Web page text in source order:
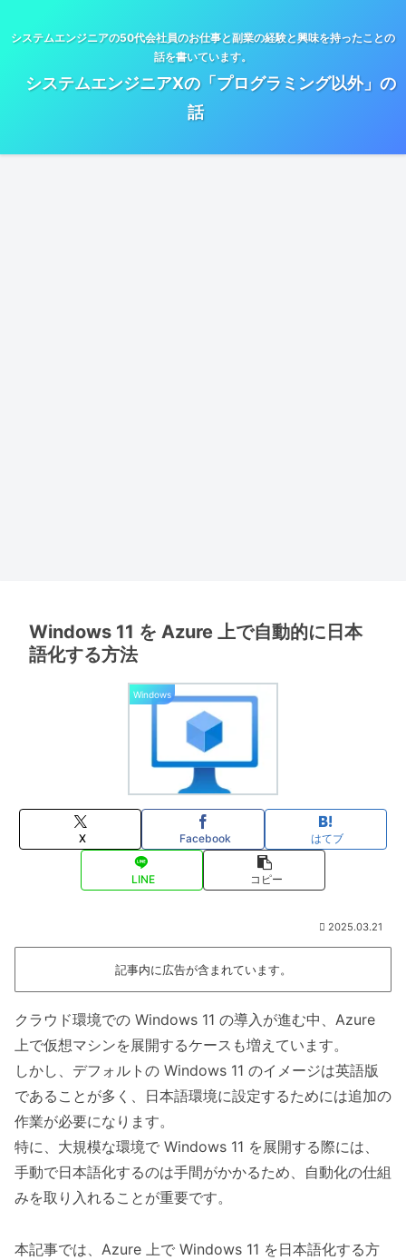
システムエンジニアの50代会社員のお仕事と副業の経験と興味を持ったことの
話を書いています。
システムエンジニアXの「プログラミング以外」の
話
Windows 11 を Azure 上で自動的に日本
語化する方法
Windows
X Facebook はてブ
LINE コピー
2025.03.21
記事内に広告が含まれています。
クラウド環境での Windows 11 の導入が進む中、Azure
上で仮想マシンを展開するケースも増えています。
しかし、デフォルトの Windows 11 のイメージは英語版
であることが多く、日本語環境に設定するためには追加の
作業が必要になります。
特に、大規模な環境で Windows 11 を展開する際には、
手動で日本語化するのは手間がかかるため、自動化の仕組
みを取り入れることが重要です。
本記事では、Azure 上で Windows 11 を日本語化する方